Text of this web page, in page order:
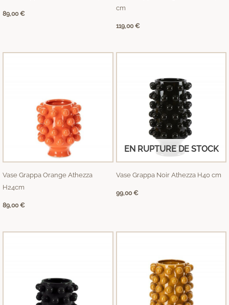
89,00€
cm
119,00€
Vase Grappa Orange Athezza
H24cm
89,00€
EN RUPTURE DE STOCK
Vase Grappa Noir Athezza H40 cm
99,00€